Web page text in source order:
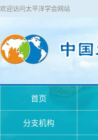
欢迎访问太平洋学会网站
首页
分支机构